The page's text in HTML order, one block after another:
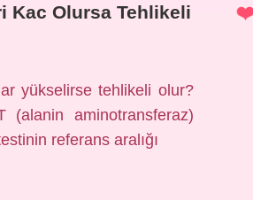
Kac Olursa Tehlikeli
yükselirse tehlikeli olur?
(alanin aminotransferaz)
referans aralığı